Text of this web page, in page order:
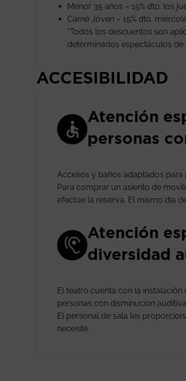
Menor 35 años – 15% dto. los
Carné Joven – 15% dto.
*Todos los descuentos son
determinados espectáculos de
ACCESIBILIDAD
Atención
personas
Accesos y baños adaptados
Para comprar un asiento de
efectúe la reserva. El mismo día
Atención
diversidad
El teatro cuenta con la
personas con disminución
El personal de sala les
necesite.